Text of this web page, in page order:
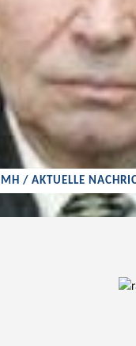
/ AKTUELLE